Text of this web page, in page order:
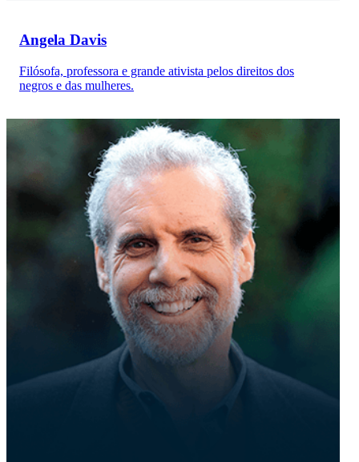
Angela Davis
Filósofa, professora e grande ativista pelos direitos dos
negros e das mulheres.